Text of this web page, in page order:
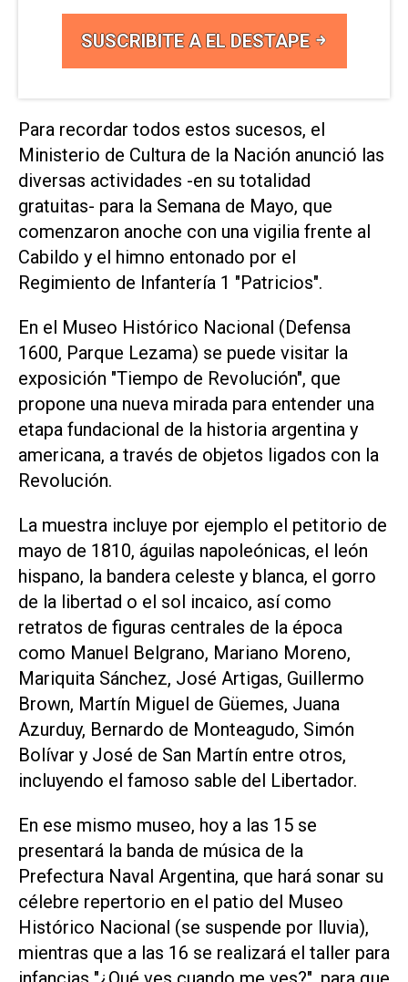
SUSCRIBITE A EL DESTAPE
Para recordar todos estos sucesos, el
Ministerio de Cultura de la Nación anunció las
diversas actividades -en su totalidad
gratuitas- para la Semana de Mayo, que
comenzaron anoche con una vigilia frente al
Cabildo y el himno entonado por el
Regimiento de Infantería 1 "Patricios".
En el Museo Histórico Nacional (Defensa
1600, Parque Lezama) se puede visitar la
exposición "Tiempo de Revolución", que
propone una nueva mirada para entender una
etapa fundacional de la historia argentina y
americana, a través de objetos ligados con la
Revolución.
La muestra incluye por ejemplo el petitorio de
mayo de 1810, águilas napoleónicas, el león
hispano, la bandera celeste y blanca, el gorro
de la libertad o el sol incaico, así como
retratos de figuras centrales de la época
como Manuel Belgrano, Mariano Moreno,
Mariquita Sánchez, José Artigas, Guillermo
Brown, Martín Miguel de Güemes, Juana
Azurduy, Bernardo de Monteagudo, Simón
Bolívar y José de San Martín entre otros,
incluyendo el famoso sable del Libertador.
En ese mismo museo, hoy a las 15 se
presentará la banda de música de la
Prefectura Naval Argentina, que hará sonar su
célebre repertorio en el patio del Museo
Histórico Nacional (se suspende por lluvia),
mientras que a las 16 se realizará el taller para